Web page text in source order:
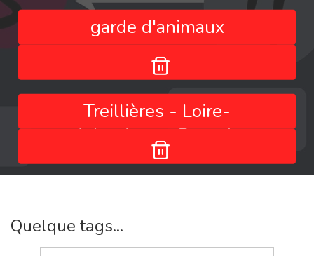
garde d'animaux
Treillières - Loire-
Atlantique - Pays de
la Loire - France
Quelque tags...